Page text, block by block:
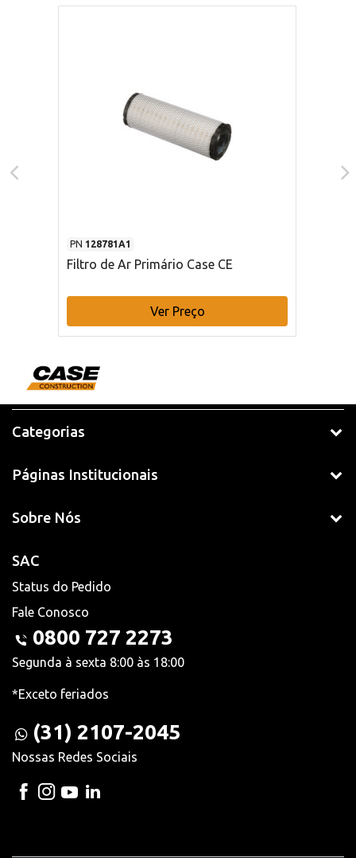
PN 128781A1
Filtro de Ar Primário Case CE
Ver Preço
Categorias
Páginas Institucionais
Sobre Nós
SAC
Status do Pedido
Fale Conosco
0800 727 2273
Segunda à sexta 8:00 às 18:00
*Exceto feriados
(31) 2107-2045
Nossas Redes Sociais